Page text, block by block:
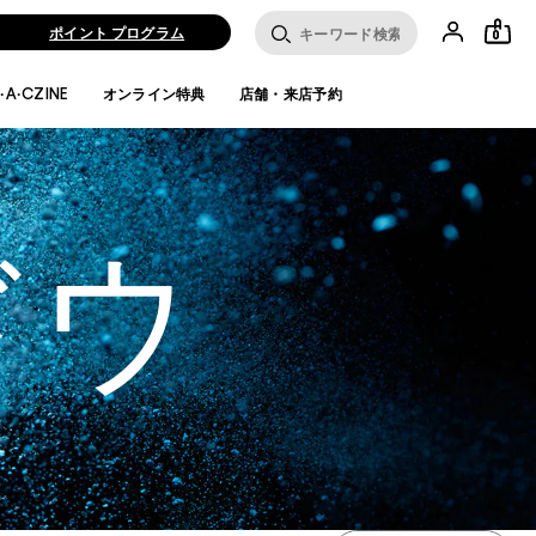
ポイント プログラム 0
オンライン特典 店舗・来店予約
ウ